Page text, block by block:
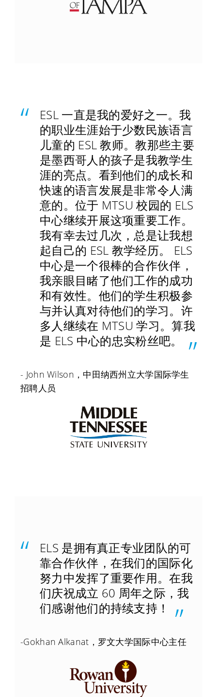
ESL 一直是我的爱好之一。我
的职业生涯始于少数民族语言
儿童的 ESL 教师。教那些主要
是墨西哥人的孩子是我教学生
涯的亮点。看到他们的成长和
快速的语言发展是非常令人满
意的。位于 MTSU 校园的 ELS
中心继续开展这项重要工作。
我有幸去过几次，总是让我想
起自己的 ESL 教学经历。 ELS
中心是一个很棒的合作伙伴，
我亲眼目睹了他们工作的成功
和有效性。他们的学生积极参
与并认真对待他们的学习。许
多人继续在 MTSU 学习。算我
是 ELS 中心的忠实粉丝吧。
- John Wilson，中田纳西州立大学国际学生
招聘人员
ELS 是拥有真正专业团队的可
靠合作伙伴，在我们的国际化
努力中发挥了重要作用。在我
们庆祝成立 60 周年之际，我
们感谢他们的持续支持！
-Gokhan Alkanat，罗文大学国际中心主任